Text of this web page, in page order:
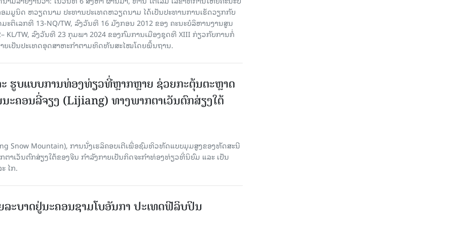
ມ​ມູ​ນິດ ຫວຽດ​ນາມ ປະ​ທານ​ປະ​ເທດຫວຽດ​ນາມ ໄດ້​ເປັນ​ປະ​ທານ​ການ​ເຮັດ​ວຽກ​ກັບ​
ຕິ​ເລກ​ທີ 13-NQ/TW, ລົງວັນ​ທີ 16 ມັງ​ກອນ 2012 ຂອງ ຄະ​ນະ​ບໍ​ລິ​ຫານ​ງານ​ສູນ​
TW, ​ລົງວັນ​ທີ 23 ກຸມ​ພາ 2024 ຂອງ​ກົມ​ການ​ເມື​ອງ​ຊຸດ​ທີ XIII ກ່ຽວ​ກັບ​ການກໍ່​
ຍ​ເປັນ​ປະ​ເທດ​ອຸດ​ສາ​ຫະ​ກຳ​ຕາມ​ທິດ​ທັນ​ສະ​ໄໝ​ໂດຍ​ພື້ນ​ຖານ.
ຮູບແບບການທ່ອງທ່ຽວທີ່ຫຼາກຫຼາຍ ຊ່ວຍກະຕຸ້ນຕະຫຼາດ
ະຄອນລີ່ຈຽງ (Lijiang) ທາງພາກຕາເວັນຕົກສ່ຽງໃຕ້
Snow Mountain), ການນັ່ງເຮລິຄອບເຕີເພື່ອຊົມທິວທັດແບບມຸມສູງຂອງທັດສະນີ
າເວັນຕົກສ່ຽງໃຕ້ຂອງຈີນ ກຳລັງກາຍເປັນກິດຈະກຳທ່ອງທ່ຽວທີ່ນິຍົມ ແລະ ເປັນ
ໄກ.
ລະບາດຢູ່ນະຄອນຊາມໂບ​ອັນກາ ປະເທດຟີລິບປິນ